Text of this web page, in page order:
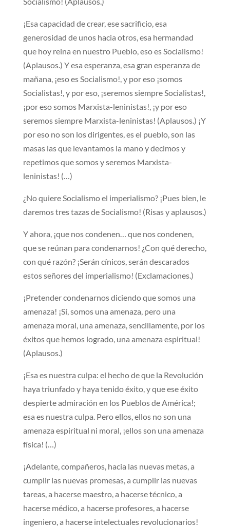
¡Esa capacidad de crear, ese sacrificio, esa
generosidad de unos hacia otros, esa hermandad
que hoy reina en nuestro Pueblo, eso es Socialismo!
(Aplausos.) Y esa esperanza, esa gran esperanza de
mañana, ¡eso es Socialismo!, y por eso ¡somos
Socialistas!, y por eso, ¡seremos siempre Socialistas!,
¡por eso somos Marxista-leninistas!, ¡y por eso
seremos siempre Marxista-leninistas! (Aplausos.) ¡Y
por eso no son los dirigentes, es el pueblo, son las
masas las que levantamos la mano y decimos y
repetimos que somos y seremos Marxista-
leninistas! (…)
¿No quiere Socialismo el imperialismo? ¡Pues bien, le
daremos tres tazas de Socialismo! (Risas y aplausos.)
Y ahora, ¡que nos condenen… que nos condenen,
que se reúnan para condenarnos! ¿Con qué derecho,
con qué razón? ¡Serán cínicos, serán descarados
estos señores del imperialismo! (Exclamaciones.)
¡Pretender condenarnos diciendo que somos una
amenaza! ¡Sí, somos una amenaza, pero una
amenaza moral, una amenaza, sencillamente, por los
éxitos que hemos logrado, una amenaza espiritual!
(Aplausos.)
¡Esa es nuestra culpa: el hecho de que la Revolución
haya triunfado y haya tenido éxito, y que ese éxito
despierte admiración en los Pueblos de América!;
esa es nuestra culpa. Pero ellos, ellos no son una
amenaza espiritual ni moral, ¡ellos son una amenaza
física! (…)
¡Adelante, compañeros, hacia las nuevas metas, a
cumplir las nuevas promesas, a cumplir las nuevas
tareas, a hacerse maestro, a hacerse técnico, a
hacerse médico, a hacerse profesores, a hacerse
ingeniero, a hacerse intelectuales revolucionarios!